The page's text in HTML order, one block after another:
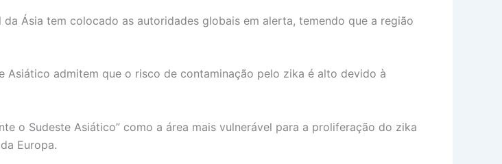
Ásia tem colocado as autoridades globais em alerta, temendo que a região
Asiático admitem que o risco de contaminação pelo zika é alto devido à
o Sudeste Asiático” como a área mais vulnerável para a proliferação do zika
Europa.